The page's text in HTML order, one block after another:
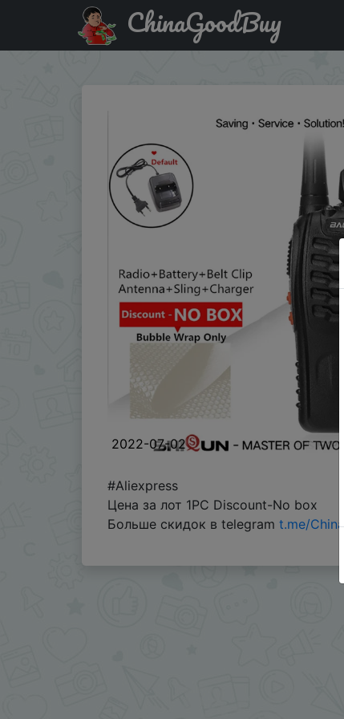
Знижка на Рация Baofeng BF-888s, 5 Вт
ChinaGoodBuy
2022-07-02
#Aliexpress
Цена за лот 1PC Discount-No box
Больше скидок в telegram t.me/